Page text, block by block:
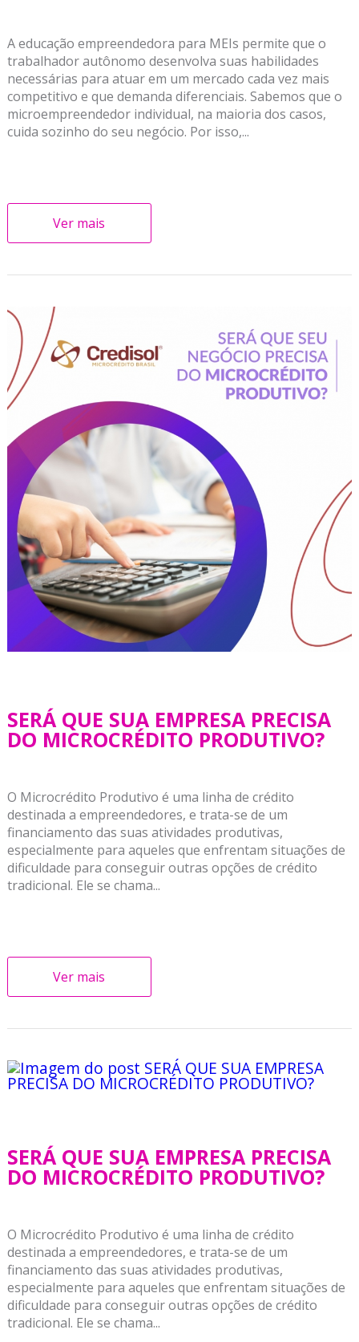
A educação empreendedora para MEIs permite que o
trabalhador autônomo desenvolva suas habilidades
necessárias para atuar em um mercado cada vez mais
competitivo e que demanda diferenciais. Sabemos que o
microempreendedor individual, na maioria dos casos,
cuida sozinho do seu negócio. Por isso,...
Ver mais
SERÁ QUE SUA EMPRESA PRECISA
DO MICROCRÉDITO PRODUTIVO?
O Microcrédito Produtivo é uma linha de crédito
destinada a empreendedores, e trata-se de um
financiamento das suas atividades produtivas,
especialmente para aqueles que enfrentam situações de
dificuldade para conseguir outras opções de crédito
tradicional. Ele se chama...
Ver mais
SERÁ QUE SUA EMPRESA PRECISA
DO MICROCRÉDITO PRODUTIVO?
O Microcrédito Produtivo é uma linha de crédito
destinada a empreendedores, e trata-se de um
financiamento das suas atividades produtivas,
especialmente para aqueles que enfrentam situações de
dificuldade para conseguir outras opções de crédito
tradicional. Ele se chama...